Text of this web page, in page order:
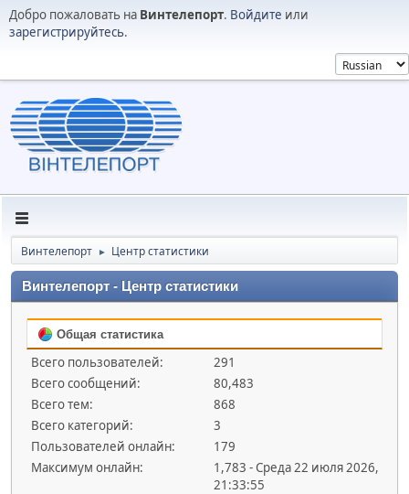
Добро пожаловать на Винтелепорт. Войдите или
зарегистрируйтесь.
Винтелепорт ► Центр статистики
Винтелепорт - Центр статистики
Общая статистика
Всего пользователей:
291
Всего сообщений:
80,483
Всего тем:
868
Всего категорий:
3
Пользователей онлайн:
179
Максимум онлайн:
1,783 - Среда 22 июля 2026,
21:33:55